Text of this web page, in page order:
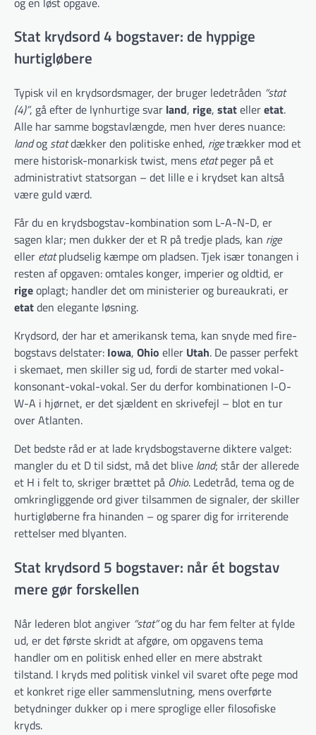
Stat krydsord 4 bogstaver: de hyppige
hurtigløbere
Typisk vil en krydsordsmager, der bruger ledetråden “stat
(4)”, gå efter de lynhurtige svar land, rige, statelleretat.
Alle har samme bogstavlængde, men hver deres nuance:
landog statdækker den politiske enhed, rigetrækker mod et
mere historisk-monarkisk twist, mens etatpeger på et
administrativt statsorgan – det lille e i krydset kan altså
være guld værd.
Får du en krydsbogstav-kombination som L-A-N-D, er
sagen klar; men dukker der et R på tredje plads, kan rige
eller etatpludselig kæmpe om pladsen. Tjek især tonangen i
resten af opgaven: omtales konger, imperier og oldtid, er
rigeoplagt; handler det om ministerier og bureaukrati, er
etatden elegante løsning.
Krydsord, der har et amerikansk tema, kan snyde med fire-
bogstavs delstater: Iowa, Ohio eller Utah. De passer perfekt
i skemaet, men skiller sig ud, fordi de starter med vokal-
konsonant-vokal-vokal. Ser du derfor kombinationen I-O-
W-A i hjørnet, er det sjældent en skrivefejl – blot en tur
over Atlanten.
Det bedste råd er at lade krydsbogstaverne diktere valget:
mangler du et D til sidst, må det blive land; står der allerede
et H i felt to, skriger brættet på Ohio. Ledetråd, tema og de
omkringliggende ord giver tilsammen de signaler, der skiller
hurtigløberne fra hinanden – og sparer dig for irriterende
rettelser med blyanten.
Stat krydsord 5 bogstaver: når ét bogstav
mere gør forskellen
Når lederen blot angiver “stat”og du har fem felter at fylde
ud, er det første skridt at afgøre, om opgavens tema
handler om en politisk enhed eller en mere abstrakt
tilstand. I kryds med politisk vinkel vil svaret ofte pege mod
et konkret rige eller sammenslutning, mens overførte
betydninger dukker op i mere sproglige eller filosofiske
kryds.